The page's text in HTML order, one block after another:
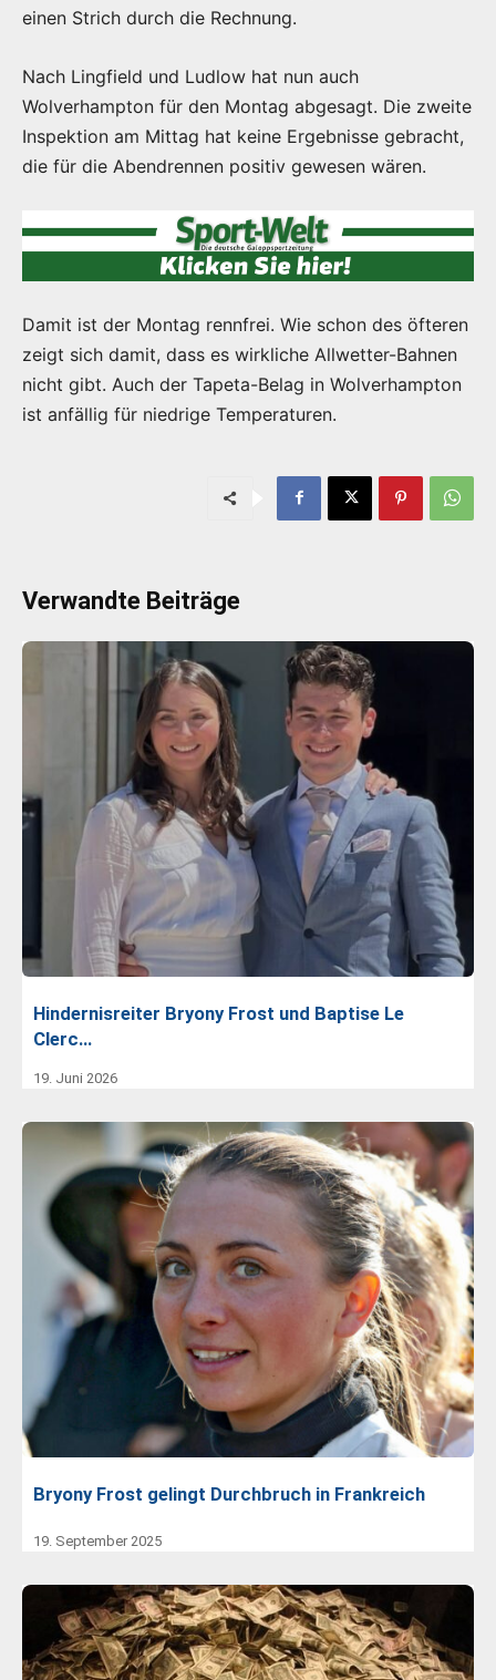
einen Strich durch die Rechnung.
Nach Lingfield und Ludlow hat nun auch
Wolverhampton für den Montag abgesagt. Die zweite
Inspektion am Mittag hat keine Ergebnisse gebracht,
die für die Abendrennen positiv gewesen wären.
Damit ist der Montag rennfrei. Wie schon des öfteren
zeigt sich damit, dass es wirkliche Allwetter-Bahnen
nicht gibt. Auch der Tapeta-Belag in Wolverhampton
ist anfällig für niedrige Temperaturen.
Verwandte Beiträge
Hindernisreiter Bryony Frost und Baptise Le
Clerc…
19. Juni 2026
Bryony Frost gelingt Durchbruch in Frankreich
19. September 2025